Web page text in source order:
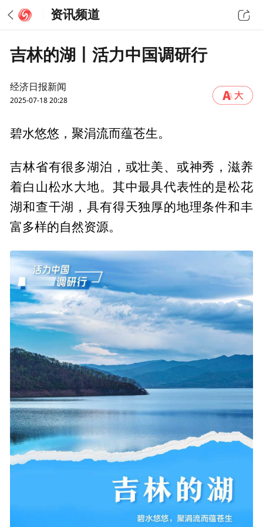
资讯频道
吉林的湖丨活力中国调研行
经济日报新闻
2025-07-18 20:28
碧水悠悠，聚涓流而蕴苍生。
吉林省有很多湖泊，或壮美、或神秀，滋养
着白山松水大地。其中最具代表性的是松花
湖和查干湖，具有得天独厚的地理条件和丰
富多样的自然资源。